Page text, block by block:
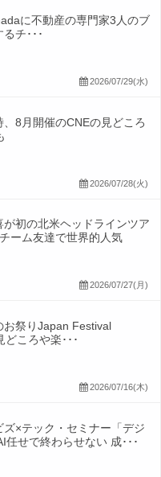
に不動産の専門家3人のブ
チ･･･
2026/07/29(水)
、8月開催のCNEの見どころ
2026/07/28(火)
初の北米ヘッドラインツア
ーム友達で世界的人気
2026/07/27(月)
お祭りJapan Festival
ころや楽･･･
2026/07/16(木)
ズ×テック・セミナー「デジ
任せで終わらせない 成･･･